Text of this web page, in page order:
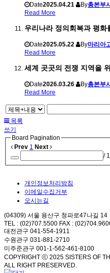
Date2025.04.21 By총본부
Read More
우리나라 정의회복과 평화
Date2025.05.22 By마리아
Read More
세계 곳곳의 전쟁 지역을
Date2026.03.26 By총본부
Read More
목록
쓰기
Board Pagination
Prev 1 Next
/ 1
개인정보처리방침
이메일수집거부
오시는길
(04309) 서울 용산구 청파로47나길 14
TEL : (02)707.5500 FAX :
대전관구 041-554-1911
수원관구 031-881-2710
미주준관구 001-1-562-461-8100
COPYRIGHT ⓒ 2025 SISTERS OF
ALL RIGHT PRESERVED.